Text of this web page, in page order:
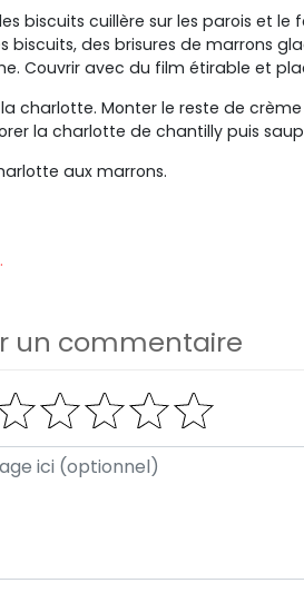
biscuits cuillère sur les parois et
biscuits, des brisures de marrons
Couvrir avec du film étirable et
charlotte. Monter le reste de
la charlotte de chantilly puis
aux marrons.
un commentaire